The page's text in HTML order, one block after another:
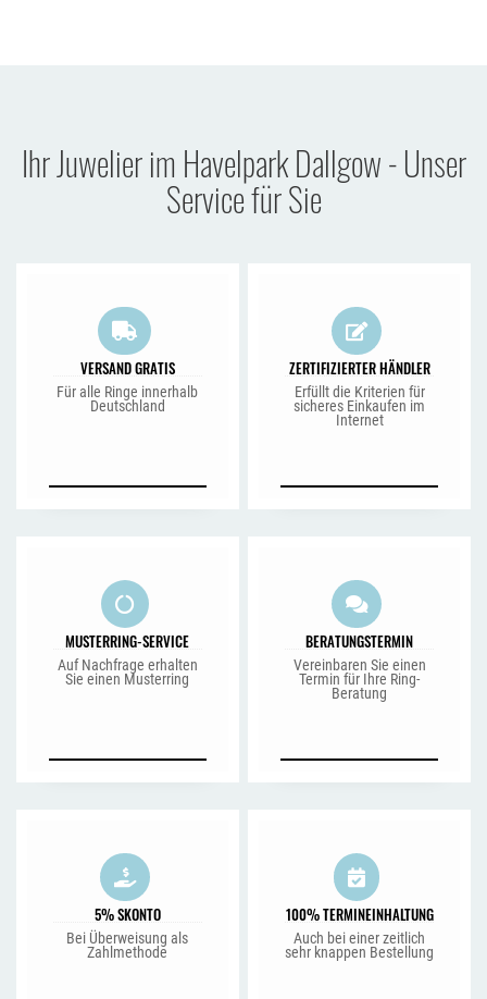
Ihr Juwelier im Havelpark Dallgow - Unser
Service für Sie
VERSAND GRATIS
Für alle Ringe innerhalb
Deutschland
ZERTIFIZIERTER HÄNDLER
Erfüllt die Kriterien für
sicheres Einkaufen im
Internet
MUSTERRING-SERVICE
Auf Nachfrage erhalten
Sie einen Musterring
BERATUNGSTERMIN
Vereinbaren Sie einen
Termin für Ihre Ring-
Beratung
5% SKONTO
Bei Überweisung als
Zahlmethode
100% TERMINEINHALTUNG
Auch bei einer zeitlich
sehr knappen Bestellung